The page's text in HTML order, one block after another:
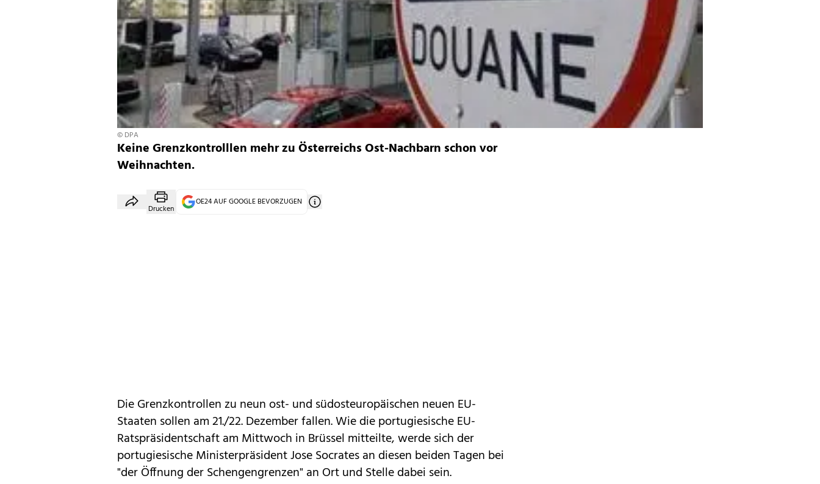
© DPA
Keine Grenzkontrolllen mehr zu Österreichs Ost-Nachbarn schon vor
Weihnachten.
Drucken
OE24 AUF GOOGLE BEVORZUGEN
Die Grenzkontrollen zu neun ost- und südosteuropäischen neuen EU-
Staaten sollen am 21./22. Dezember fallen. Wie die portugiesische EU-
Ratspräsidentschaft am Mittwoch in Brüssel mitteilte, werde sich der
portugiesische Ministerpräsident Jose Socrates an diesen beiden Tagen bei
"der Öffnung der Schengengrenzen" an Ort und Stelle dabei sein.